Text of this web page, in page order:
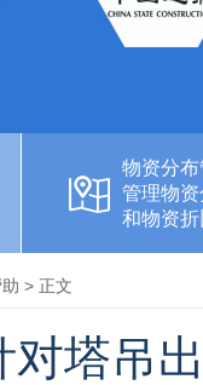
物资分布
管理物
和物资折
> 正文
塔吊